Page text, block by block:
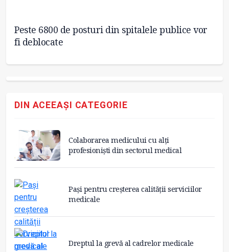
Peste 6800 de posturi din spitalele publice vor
fi deblocate
DIN ACEEAȘI CATEGORIE
Colaborarea medicului cu alți
profesioniști din sectorul medical
Pași pentru creșterea calității serviciilor
medicale
Dreptul la grevă al cadrelor medicale